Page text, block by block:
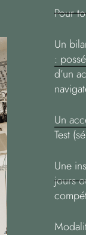
Pour
Un
:
d’un
Un
Test
Une
jours